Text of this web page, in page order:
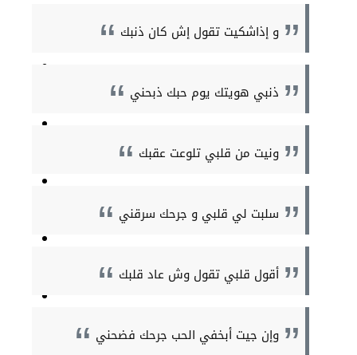
و إذاشكيت تقول إش كان ذنبك
ذنبي هويتك يوم حبك ذبحني
ونيت من قلبي تلوعت عقبك
سلبت لي قلبي و جرحك سرقني
أقول قلبي تقول وش عاد قلبك
وإن جيت أبخفي الحب جرحك فضحني